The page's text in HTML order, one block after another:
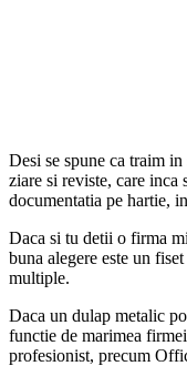
Desi se spune ca traim
ziare si reviste, care inca
documentatia pe hartie,
Daca si tu detii o firma
buna alegere este un
multiple.
Daca un dulap metalic
functie de marimea
profesionist, precum